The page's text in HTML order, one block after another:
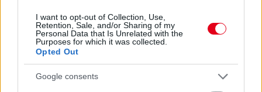
I want to opt-out of Collection, Use,
Retention, Sale, and/or Sharing of my
Personal Data that Is Unrelated with the
Purposes for which it was collected.
Opted Out
Google consents